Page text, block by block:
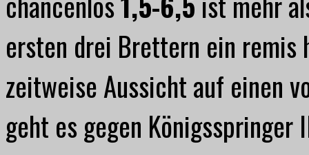
ersten drei Brettern ein remis
zeitweise Aussicht auf einen
geht es gegen Königsspringer